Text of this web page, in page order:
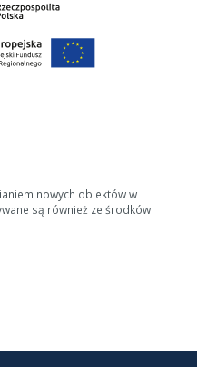
generowanie pliku
można ograniczyć dane np.
zakres lat.
nowych obiektów w
są również ze środków